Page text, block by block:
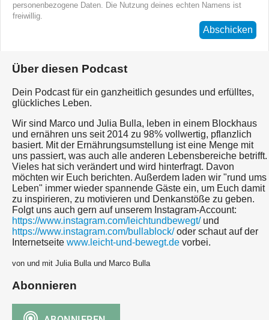
personenbezogene Daten. Die Nutzung deines echten Namens ist
freiwillig.
Abschicken
Über diesen Podcast
Dein Podcast für ein ganzheitlich gesundes und erfülltes,
glückliches Leben.
Wir sind Marco und Julia Bulla, leben in einem Blockhaus
und ernähren uns seit 2014 zu 98% vollwertig, pflanzlich
basiert. Mit der Ernährungsumstellung ist eine Menge mit
uns passiert, was auch alle anderen Lebensbereiche betrifft.
Vieles hat sich verändert und wird hinterfragt. Davon
möchten wir Euch berichten. Außerdem laden wir "rund ums
Leben" immer wieder spannende Gäste ein, um Euch damit
zu inspirieren, zu motivieren und Denkanstöße zu geben.
Folgt uns auch gern auf unserem Instagram-Account:
https://www.instagram.com/leichtundbewegt/und
https://www.instagram.com/bullablock/oder schaut auf der
Internetseite www.leicht-und-bewegt.de vorbei.
von und mit Julia Bulla und Marco Bulla
Abonnieren